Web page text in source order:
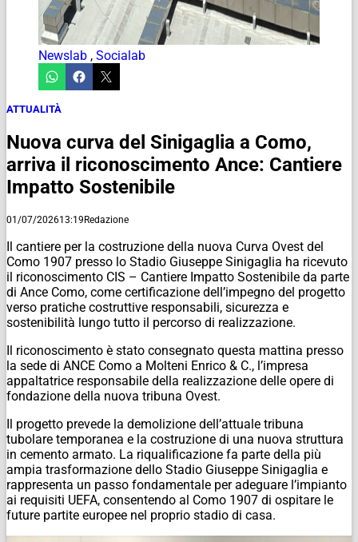
Newslab , Socialab
ATTUALITÀ
Nuova curva del Sinigaglia a Como,
arriva il riconoscimento Ance: Cantiere
Impatto Sostenibile
01/07/202613:19Redazione
Il cantiere per la costruzione della nuova Curva Ovest del
Como 1907 presso lo Stadio Giuseppe Sinigaglia ha ricevuto
il riconoscimento CIS – Cantiere Impatto Sostenibile da parte
di Ance Como, come certificazione dell’impegno del progetto
verso pratiche costruttive responsabili, sicurezza e
sostenibilità lungo tutto il percorso di realizzazione.
Il riconoscimento è stato consegnato questa mattina presso
la sede di ANCE Como a Molteni Enrico & C., l’impresa
appaltatrice responsabile della realizzazione delle opere di
fondazione della nuova tribuna Ovest.
Il progetto prevede la demolizione dell’attuale tribuna
tubolare temporanea e la costruzione di una nuova struttura
in cemento armato. La riqualificazione fa parte della più
ampia trasformazione dello Stadio Giuseppe Sinigaglia e
rappresenta un passo fondamentale per adeguare l’impianto
ai requisiti UEFA, consentendo al Como 1907 di ospitare le
future partite europee nel proprio stadio di casa.